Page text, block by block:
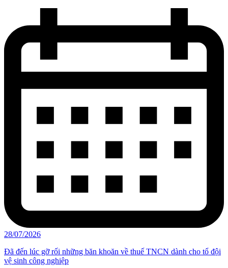
28/07/2026
Đã đến lúc gỡ rối những băn khoăn về thuế TNCN dành cho tổ đội
vệ sinh công nghiệp